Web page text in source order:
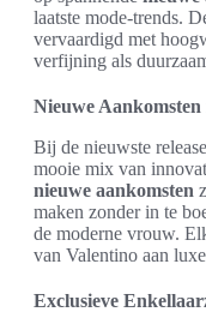
laatste mode-trends.
vervaardigd met
verfijning als
Nieuwe
Bij de nieuwste
mooie mix van
nieuwe aankomsten
maken zonder in te
de moderne vrouw.
van Valentino aan
Exclusieve